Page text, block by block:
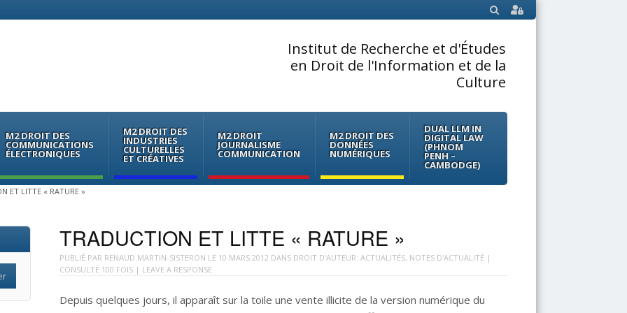
SEARCH
Institut de Recherche et d'Études
en Droit de l'Information et de la
Culture
M2 DROIT DES
COMMUNICATIONS
ÉLECTRONIQUES
M2 DROIT DES
INDUSTRIES
CULTURELLES
ET CRÉATIVES
M2 DROIT
JOURNALISME
COMMUNICATION
M2 DROIT DES
DONNÉES
NUMÉRIQUES
DUAL LLM IN
DIGITAL LAW
(PHNOM
PENH –
CAMBODGE)
ET LITTE « RATURE »
TRADUCTION ET LITTE « RATURE »
PUBLIÉ PAR RENAUD.MARTIN-SISTERON LE 10 MARS 2012 DANS DROIT D'AUTEUR: ACTUALITÉS, NOTES D'ACTUALITÉ |
CONSULTÉ 100 FOIS | LEAVE A RESPONSE
Depuis quelques jours, il apparaît sur la toile une vente illicite de la version numérique du